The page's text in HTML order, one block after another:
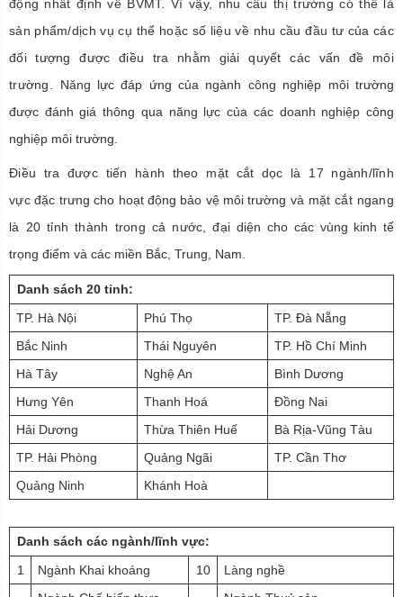
động nhất định về BVMT. Vì vậy, nhu cầu thị trường có thể là
sản phẩm/dịch vụ cụ thể hoặc số liệu về nhu cầu đầu tư của các
đối tượng được điều tra nhằm giải quyết các vấn đề môi
trường. Năng lực đáp ứng của ngành công nghiệp môi trường
được đánh giá thông qua năng lực của các doanh nghiệp công
nghiệp môi trường.
Điều tra được tiến hành theo mặt cắt dọc là 17 ngành/lĩnh
vực đặc trưng cho hoạt động bảo vệ môi trường và mặt cắt ngang
là 20 tỉnh thành trong cả n­ước , đạidiện cho các vùng kinh tế
trọng điểm và các miền Bắc, Trung, Nam.
Danh sách 20 tỉnh:
TP. Hà Nội
Phú Thọ
TP. Đà Nẵng
Bắc Ninh
Thái Nguyên
TP. Hồ Chí Minh
Hà Tây
Nghệ An
Bình Dương
Hưng Yên
Thanh Hoá
Đồng Nai
Hải Dương
Thừa Thiên Huế
Bà Rịa-Vũng Tàu
TP. Hải Phòng
Quảng Ngãi
TP. Cần Thơ
Quảng Ninh
Khánh Hoà
Danh sách các ngành/lĩnh vực:
1
Ngành Khai khoáng 10
Làng nghề